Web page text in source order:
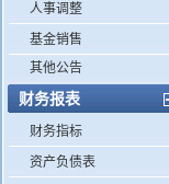
人事调整
基金销售
其他公告
财务报表
财务指标
资产负债表